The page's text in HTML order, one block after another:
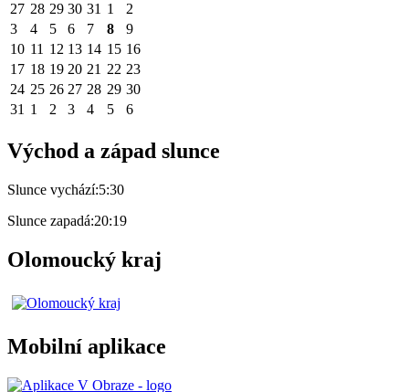
27 28 29 30 31 1
2
3
4 5 6 7 8
9
10 11 12 13 14 15 16
17 18 19 20 21 22 23
24 25 26 27 28 29 30
31 1 2 3 4 5 6
Východ a západ slunce
Slunce vychází:5:30
Slunce zapadá:20:19
Olomoucký kraj
Mobilní aplikace